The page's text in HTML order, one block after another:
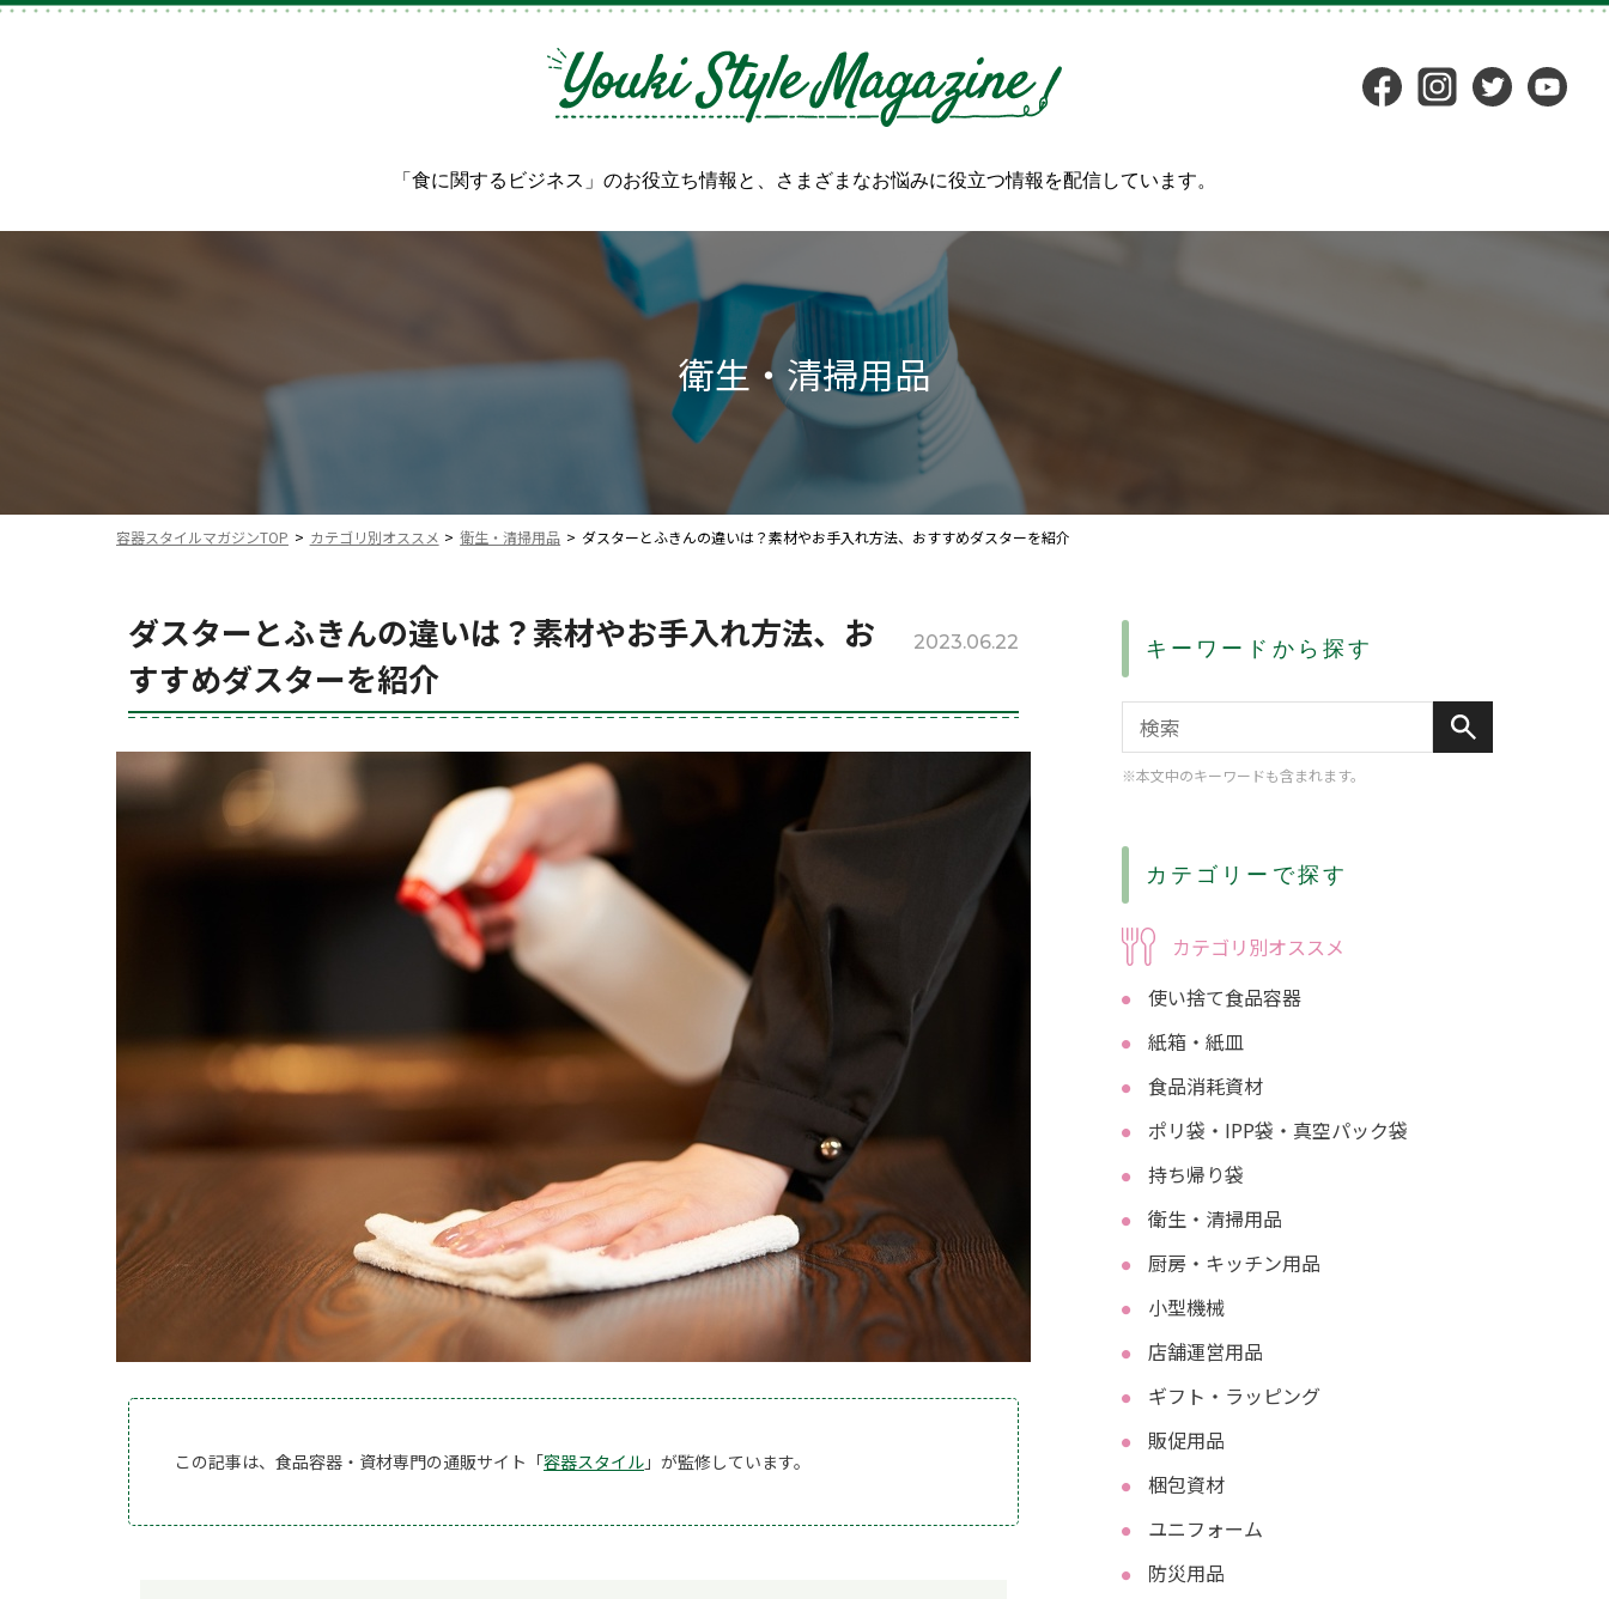
「食に関するビジネス」のお役立ち情報と、 さまざまなお悩みに役立つ情報を配信しています。
衛生・清掃用品
容器スタイルマガジンTOP カテゴリ別オススメ 衛生・清掃用品 ダスターとふきんの違いは？素材やお手入れ方法、おすすめダスターを紹介
2023.06.22
ダスターとふきんの違いは？素材やお手入れ方法、お
すすめダスターを紹介
この記事は、食品容器・資材専門の通販サイト「容器スタイル 」が監修しています。
キーワードから探す
※本文中のキーワードも含まれます。
カテゴリーで探す
カテゴリ別オススメ
使い捨て食品容器
紙箱・紙皿
食品消耗資材
ポリ袋・IPP袋・真空パック袋
持ち帰り袋
衛生・清掃用品
厨房・キッチン用品
小型機械
店舗運営用品
ギフト・ラッピング
販促用品
梱包資材
ユニフォーム
防災用品